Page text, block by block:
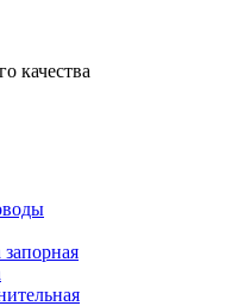
качества